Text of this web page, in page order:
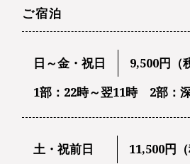
ご宿泊
日～金・祝日
9,500円（
1部：22時～翌11時 2部：
土・祝前日
11,500円（